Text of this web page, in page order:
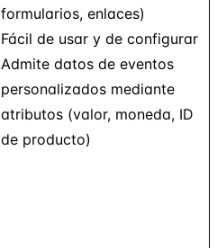
formularios, enlaces)
Fácil de usar y de configurar
Admite datos de eventos
personalizados mediante
atributos (valor, moneda, ID
de producto)